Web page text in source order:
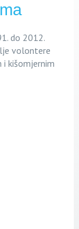
do 2012.
volontere
kišomjernim